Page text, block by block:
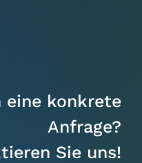
eine konkrete
Anfrage?
Sie uns!